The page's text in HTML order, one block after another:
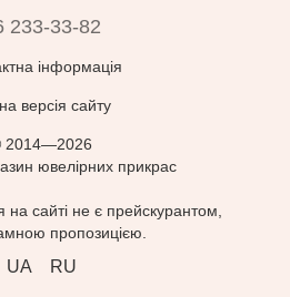
233-33-82
інформація
версія сайту
2014—2026
ювелірних прикрас
сайті не є прейскурантом,
пропозицією.
UA RU